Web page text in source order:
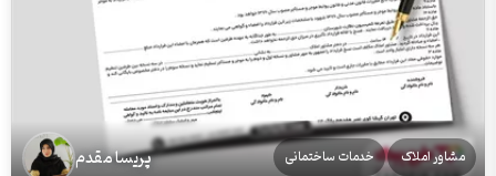
مشاور املاک خدمات ساختمانی پریسا مقدم